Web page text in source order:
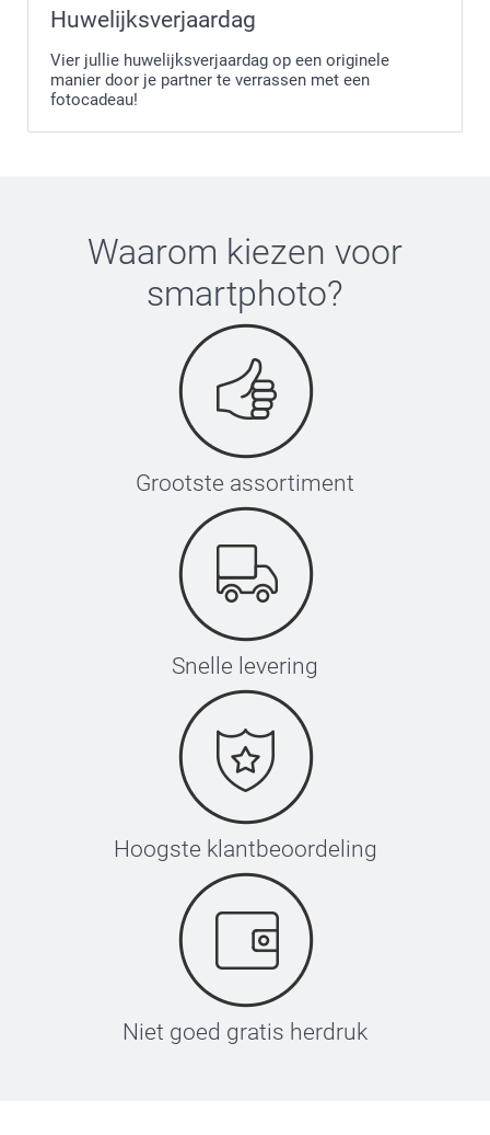
Huwelijksverjaardag
Vier jullie huwelijksverjaardag op een originele
manier door je partner te verrassen met een
fotocadeau!
Waarom kiezen voor
smartphoto?
Grootste assortiment
Snelle levering
Hoogste klantbeoordeling
Niet goed gratis herdruk